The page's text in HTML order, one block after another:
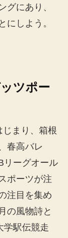
グにあり、
にしよう。
ツポー
まり、箱根
春高バレ
リーグオール
ポーツが注
注目を集め
の風物詩と
学駅伝競走